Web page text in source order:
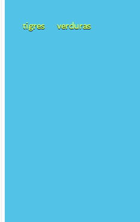
tigres verduras